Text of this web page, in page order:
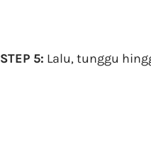
STEP 5: Lalu, tunggu